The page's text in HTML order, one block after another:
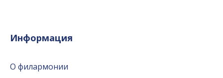
Информация
О филармонии